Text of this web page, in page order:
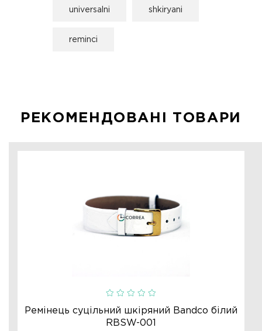
universalni shkiryani
reminci
РЕКОМЕНДОВАНІ ТОВАРИ
Ремінець суцільний шкіряний Bandco білий
RBSW-001